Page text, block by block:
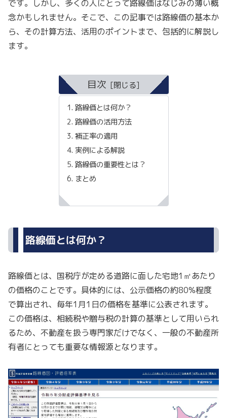
です。しかし、多くの人にとって路線価はなじみの薄い概
念かもしれません。そこで、この記事では路線価の基本か
ら、その計算方法、活用のポイントまで、包括的に解説し
ます。
目次
路線価とは何か？
路線価の活用方法
補正率の適用
実例による解説
路線価の重要性とは？
まとめ
路線価とは何か？
路線価とは、国税庁が定める道路に面した宅地1㎡あたり
の価格のことです。具体的には、公示価格の約80%程度
で算出され、毎年1月1日の価格を基準に公表されます。
この価格は、相続税や贈与税の計算の基準として用いられ
るため、不動産を扱う専門家だけでなく、一般の不動産所
有者にとっても重要な情報源となります。